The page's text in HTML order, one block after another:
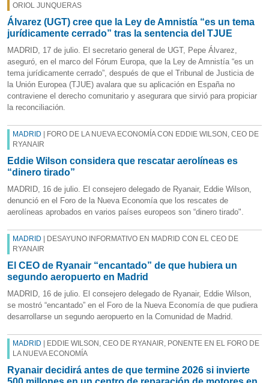
ORIOL JUNQUERAS
Álvarez (UGT) cree que la Ley de Amnistía “es un tema
jurídicamente cerrado” tras la sentencia del TJUE
MADRID, 17 de julio. El secretario general de UGT, Pepe Álvarez,
aseguró, en el marco del Fórum Europa, que la Ley de Amnistía “es un
tema jurídicamente cerrado”, después de que el Tribunal de Justicia de
la Unión Europea (TJUE) avalara que su aplicación en España no
contraviene el derecho comunitario y asegurara que sirvió para propiciar
la reconciliación.
MADRID | FORO DE LA NUEVA ECONOMÍA CON EDDIE WILSON, CEO DE
RYANAIR
Eddie Wilson considera que rescatar aerolíneas es
“dinero tirado”
MADRID, 16 de julio. El consejero delegado de Ryanair, Eddie Wilson,
denunció en el Foro de la Nueva Economía que los rescates de
aerolíneas aprobados en varios países europeos son “dinero tirado".
MADRID | DESAYUNO INFORMATIVO EN MADRID CON EL CEO DE
RYANAIR
El CEO de Ryanair “encantado” de que hubiera un
segundo aeropuerto en Madrid
MADRID, 16 de julio. El consejero delegado de Ryanair, Eddie Wilson,
se mostró “encantado” en el Foro de la Nueva Economía de que pudiera
desarrollarse un segundo aeropuerto en la Comunidad de Madrid.
MADRID | EDDIE WILSON, CEO DE RYANAIR, PONENTE EN EL FORO DE
LA NUEVA ECONOMÍA
Ryanair decidirá antes de que termine 2026 si invierte